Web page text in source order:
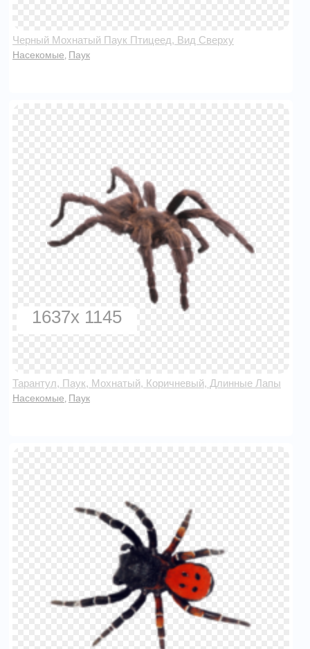
Черный Мохнатый Паук Птицеед, Вид Сверху
Насекомые Паук
1637x 1145
Тарантул, Паук, Мохнатый, Коричневый, Длинные Лапы
Насекомые Паук